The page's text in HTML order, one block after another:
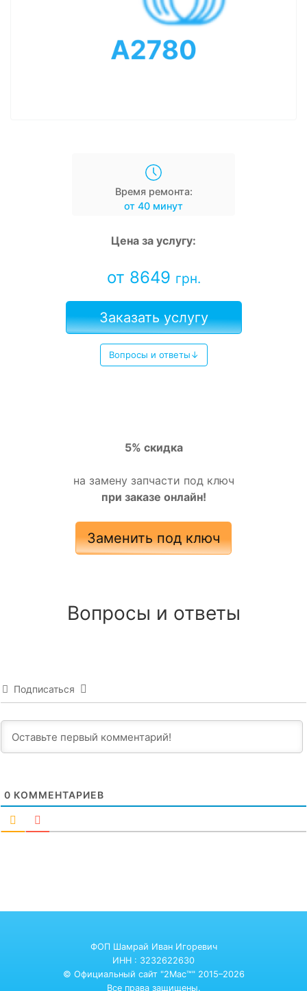
Время ремонта:
от 40 минут
Цена за услугу:
от 8649 грн.
Заказать услугу
Вопросы и ответы↓
5% скидка
на замену запчасти под ключ
при заказе онлайн!
Заменить под ключ
Вопросы и ответы
Подписаться
0 КОММЕНТАРИЕВ
ФОП Шамрай Иван Игоревич
ИНН : 3232622630
© Официальный сайт "2Mac™" 2015–2026
Все права защищены.